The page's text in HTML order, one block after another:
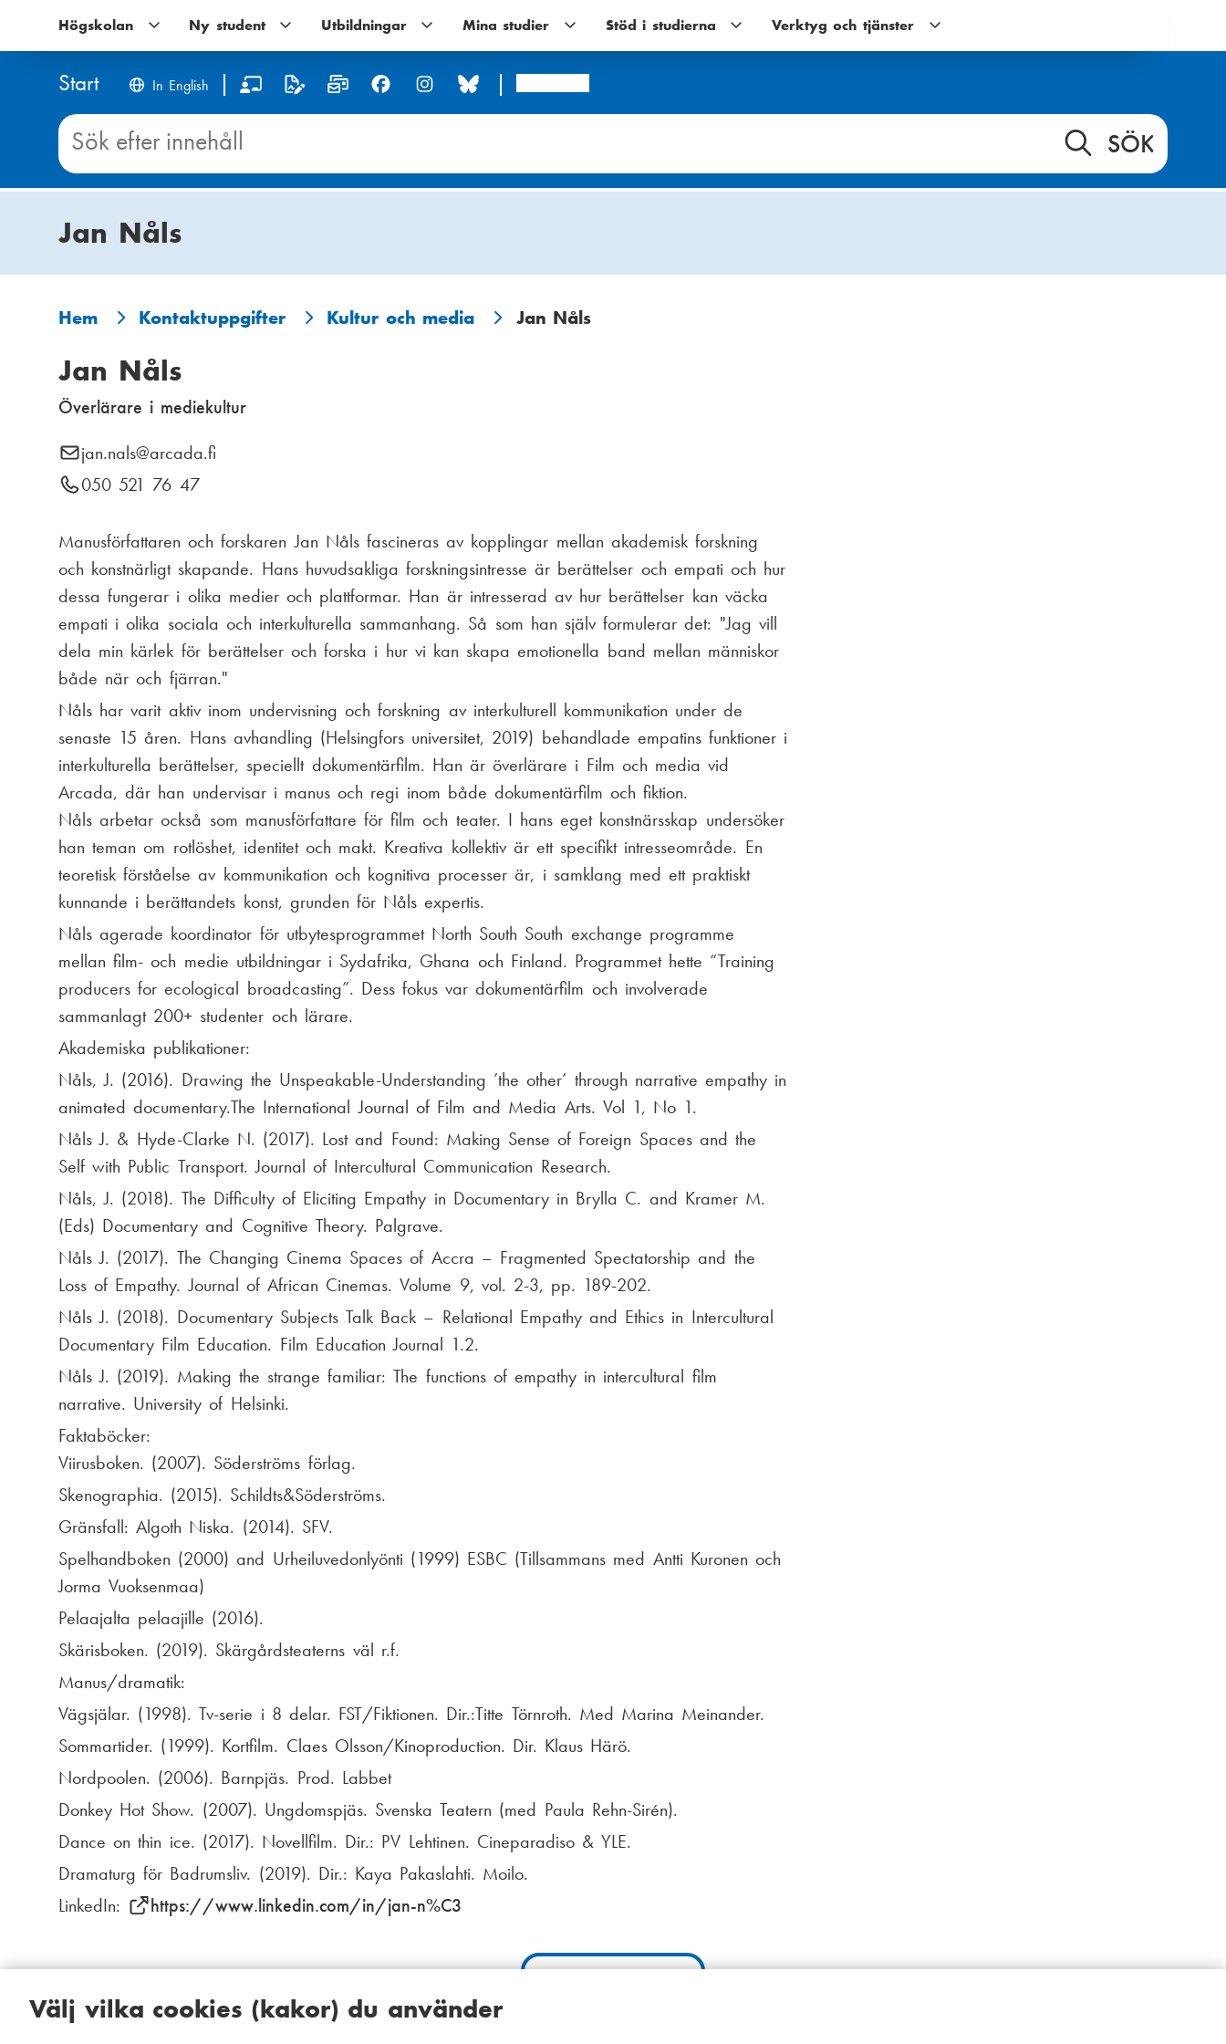
Start In English
S
o
c
l
m
d
e
n
u
Sök
innehåll
på
Start
Högskolan
HögskolanNy student
Ny
Utbildningar
UtbildningarMina studier
Mina
Stöd i studierna
Stöd
Verktyg och tjänster
Verktyg
Välj vilka cookies (kakor) du använder
Jan Nåls
ä
n
k
s
t
i
g
Hem Kontaktuppgifter Kultur och media Jan Nåls
Jan Nåls
Överlärare i mediekultur
E
-
o
s
t
:
jan.nals@arcada.fi
T
l
e
f
o
n
n
u
m
m
e
r
:
050 521 76 47
Manusförfattaren och forskaren Jan Nåls fascineras av kopplingar mellan akademisk forskning
och konstnärligt skapande. Hans huvudsakliga forskningsintresse är berättelser och empati och hur
dessa fungerar i olika medier och plattformar. Han är intresserad av hur berättelser kan väcka
empati i olika sociala och interkulturella sammanhang. Så som han själv formulerar det: "Jag vill
dela min kärlek för berättelser och forska i hur vi kan skapa emotionella band mellan människor
både när och fjärran."
Nåls har varit aktiv inom undervisning och forskning av interkulturell kommunikation under de
senaste 15 åren. Hans avhandling (Helsingfors universitet, 2019) behandlade empatins funktioner i
interkulturella berättelser, speciellt dokumentärfilm. Han är överlärare i Film och media vid
Arcada, där han undervisar i manus och regi inom både dokumentärfilm och fiktion.
Nåls arbetar också som manusförfattare för film och teater. I hans eget konstnärsskap undersöker
han teman om rotlöshet, identitet och makt. Kreativa kollektiv är ett specifikt intresseområde. En
teoretisk förståelse av kommunikation och kognitiva processer är, i samklang med ett praktiskt
kunnande i berättandets konst, grunden för Nåls expertis.
Nåls agerade koordinator för utbytesprogrammet North South South exchange programme
mellan film- och medie utbildningar i Sydafrika, Ghana och Finland. Programmet hette “Training
producers for ecological broadcasting”. Dess fokus var dokumentärfilm och involverade
sammanlagt 200+ studenter och lärare.
Akademiska publikationer:
Nåls, J. (2016). Drawing the Unspeakable-Understanding ’the other’ through narrative empathy in
animated documentary.The International Journal of Film and Media Arts. Vol 1, No 1.
Nåls J. & Hyde-Clarke N. (2017). Lost and Found: Making Sense of Foreign Spaces and the
Self with Public Transport. Journal of Intercultural Communication Research.
Nåls, J. (2018). The Difficulty of Eliciting Empathy in Documentary in Brylla C. and Kramer M.
(Eds) Documentary and Cognitive Theory. Palgrave.
Nåls J. (2017). The Changing Cinema Spaces of Accra – Fragmented Spectatorship and the
Loss of Empathy. Journal of African Cinemas. Volume 9, vol. 2-3, pp. 189-202.
Nåls J. (2018). Documentary Subjects Talk Back – Relational Empathy and Ethics in Intercultural
Documentary Film Education. Film Education Journal 1.2.
Nåls J. (2019). Making the strange familiar: The functions of empathy in intercultural film
narrative. University of Helsinki.
Faktaböcker:
Viirusboken. (2007). Söderströms förlag.
Skenographia. (2015). Schildts&Söderströms.
Gränsfall: Algoth Niska. (2014). SFV.
Spelhandboken (2000) and Urheiluvedonlyönti (1999) ESBC (Tillsammans med Antti Kuronen och
Jorma Vuoksenmaa)
Pelaajalta pelaajille (2016).
Skärisboken. (2019). Skärgårdsteaterns väl r.f.
Manus/dramatik:
Vägsjälar. (1998). Tv-serie i 8 delar. FST/Fiktionen. Dir.:Titte Törnroth. Med Marina Meinander.
Sommartider. (1999). Kortfilm. Claes Olsson/Kinoproduction. Dir. Klaus Härö.
Nordpoolen. (2006). Barnpjäs. Prod. Labbet
Donkey Hot Show. (2007). Ungdomspjäs. Svenska Teatern (med Paula Rehn-Sirén).
Dance on thin ice. (2017). Novellfilm. Dir.: PV Lehtinen. Cineparadiso & YLE.
Dramaturg för Badrumsliv. (2019). Dir.: Kaya Pakaslahti. Moilo.
LinkedIn:
https://www.linkedin.com/in/jan-n%C3